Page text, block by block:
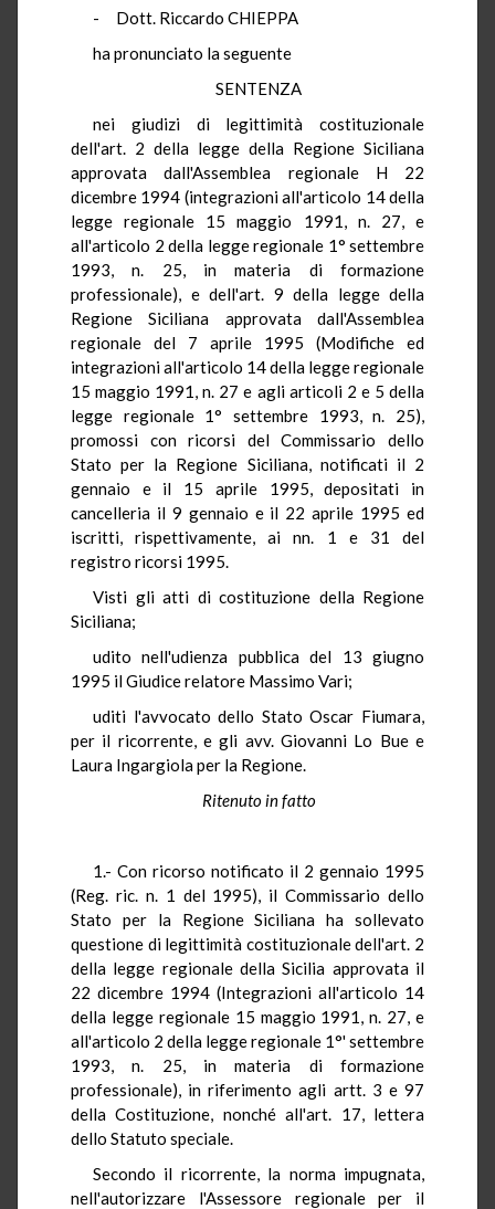
- Dott. Riccardo CHIEPPA
ha pronunciato la seguente
SENTENZA
nei giudizi di legittimità costituzionale
dell'art. 2 della legge della Regione Siciliana
approvata dall'Assemblea regionale H 22
dicembre 1994 (integrazioni all'articolo 14 della
legge regionale 15 maggio 1991, n. 27, e
all'articolo 2 della legge regionale 1° settembre
1993, n. 25, in materia di formazione
professionale), e dell'art. 9 della legge della
Regione Siciliana approvata dall'Assemblea
regionale del 7 aprile 1995 (Modifiche ed
integrazioni all'articolo 14 della legge regionale
15 maggio 1991, n. 27 e agli articoli 2 e 5 della
legge regionale 1° settembre 1993, n. 25),
promossi con ricorsi del Commissario dello
Stato per la Regione Siciliana, notificati il 2
gennaio e il 15 aprile 1995, depositati in
cancelleria il 9 gennaio e il 22 aprile 1995 ed
iscritti, rispettivamente, ai nn. 1 e 31 del
registro ricorsi 1995.
Visti gli atti di costituzione della Regione
Siciliana;
udito nell'udienza pubblica del 13 giugno
1995 il Giudice relatore Massimo Vari;
uditi l'avvocato dello Stato Oscar Fiumara,
per il ricorrente, e gli avv. Giovanni Lo Bue e
Laura Ingargiola per la Regione.
Ritenuto in fatto
1.- Con ricorso notificato il 2 gennaio 1995
(Reg. ric. n. 1 del 1995), il Commissario dello
Stato per la Regione Siciliana ha sollevato
questione di legittimità costituzionale dell'art. 2
della legge regionale della Sicilia approvata il
22 dicembre 1994 (Integrazioni all'articolo 14
della legge regionale 15 maggio 1991, n. 27, e
all'articolo 2 della legge regionale 1°' settembre
1993, n. 25, in materia di formazione
professionale), in riferimento agli artt. 3 e 97
della Costituzione, nonché all'art. 17, lettera
dello Statuto speciale.
Secondo il ricorrente, la norma impugnata,
nell'autorizzare l'Assessore regionale per il